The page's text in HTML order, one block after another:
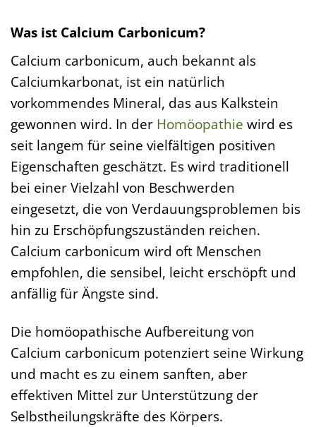
Was ist Calcium Carbonicum?
Calcium carbonicum, auch bekannt als
Calciumkarbonat, ist ein natürlich
vorkommendes Mineral, das aus Kalkstein
gewonnen wird. In der Homöopathie wird es
seit langem für seine vielfältigen positiven
Eigenschaften geschätzt. Es wird traditionell
bei einer Vielzahl von Beschwerden
eingesetzt, die von Verdauungsproblemen bis
hin zu Erschöpfungszuständen reichen.
Calcium carbonicum wird oft Menschen
empfohlen, die sensibel, leicht erschöpft und
anfällig für Ängste sind.
Die homöopathische Aufbereitung von
Calcium carbonicum potenziert seine Wirkung
und macht es zu einem sanften, aber
effektiven Mittel zur Unterstützung der
Selbstheilungskräfte des Körpers.